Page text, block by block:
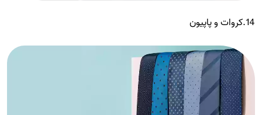
14.کروات و پاپیون